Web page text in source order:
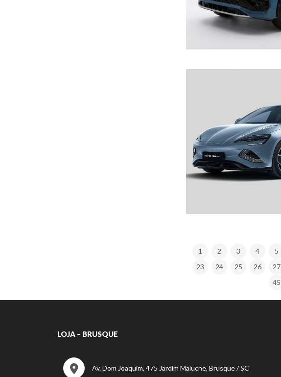
1 2 3 4 5
23
24 25 26 27
45
LOJA – BRUSQUE
Av. Dom Joaquim, 475 Jardim Maluche, Brusque / SC